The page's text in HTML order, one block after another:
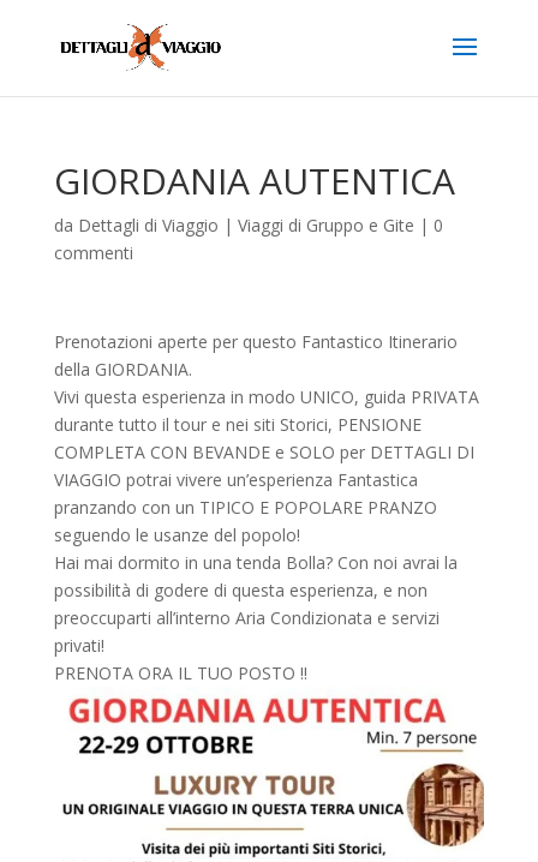
GIORDANIA AUTENTICA
da Dettagli di Viaggio | Viaggi di Gruppo e Gite | 0
commenti
Prenotazioni aperte per questo Fantastico Itinerario
della GIORDANIA.
Vivi questa esperienza in modo UNICO, guida PRIVATA
durante tutto il tour e nei siti Storici, PENSIONE
COMPLETA CON BEVANDE e SOLO per DETTAGLI DI
VIAGGIO potrai vivere un’esperienza Fantastica
pranzando con un TIPICO E POPOLARE PRANZO
seguendo le usanze del popolo!
Hai mai dormito in una tenda Bolla? Con noi avrai la
possibilità di godere di questa esperienza, e non
preoccuparti all’interno Aria Condizionata e servizi
privati!
PRENOTA ORA IL TUO POSTO !!